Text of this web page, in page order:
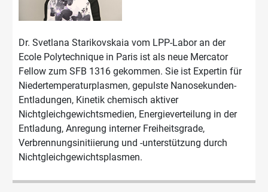
Dr. Svetlana Starikovskaia vom LPP-Labor an der
Ecole Polytechnique in Paris ist als neue Mercator
Fellow zum SFB 1316 gekommen. Sie ist Expertin für
Niedertemperaturplasmen, gepulste Nanosekunden-
Entladungen, Kinetik chemisch aktiver
Nichtgleichgewichtsmedien, Energieverteilung in der
Entladung, Anregung interner Freiheitsgrade,
Verbrennungsinitiierung und -unterstützung durch
Nichtgleichgewichtsplasmen.